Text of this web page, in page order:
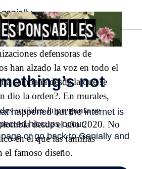
defensoras de
han alzado la voz en todo el
campaña desde la que se
dio la orden?. En murales,
sociales la pregunta se
desde el año 2020. No
en el que las familias
el famoso diseño.